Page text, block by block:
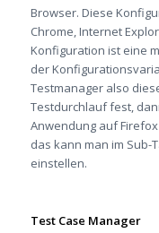
Browser. Diese
Chrome, Internet
Konfiguration ist eine
der
Testmanager also
Testdurchlauf fest,
Anwendung auf
das kann man im Sub-
einstellen.
Test Case Manager